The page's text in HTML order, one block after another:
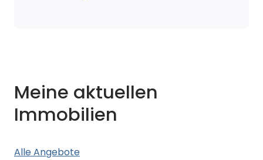
Meine aktuellen
Immobilien
Alle Angebote